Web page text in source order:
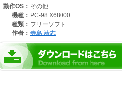
-k OS-9/X680x0 の漢字ファイル名に対応する
-nk OS-9/X680x0 の漢字ファイル名に対応し
ディレクトリ名を省略するとカレントデータ
ファイル名も表示する場合は「-f」オプション
動作OS： その他
機種： PC-98 X68000
種類： フリーソフト
作者： 寺島 靖志